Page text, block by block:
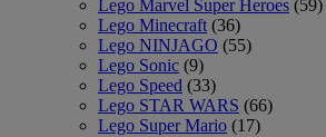
Lego Marvel Super Heroes (59)
Lego Minecraft (36)
Lego NINJAGO (55)
Lego Sonic (9)
Lego Speed (33)
Lego STAR WARS (66)
Lego Super Mario (17)